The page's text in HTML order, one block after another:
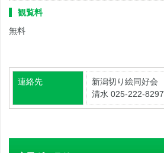
観覧料
無料
連絡先
新潟切り絵同好会
清水 025-222-8297